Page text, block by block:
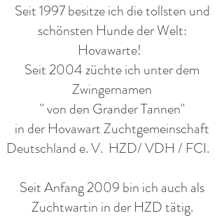
Seit 1997 besitze ich die tollsten und
schönsten Hunde der Welt:
Hovawarte!
Seit 2004 züchte ich unter dem
Zwingernamen
" von den Grander Tannen"
in der Hovawart Zuchtgemeinschaft
Deutschland e. V. HZD/ VDH / FCI.
Seit Anfang 2009 bin ich auch als
Zuchtwartin in der HZD tätig.